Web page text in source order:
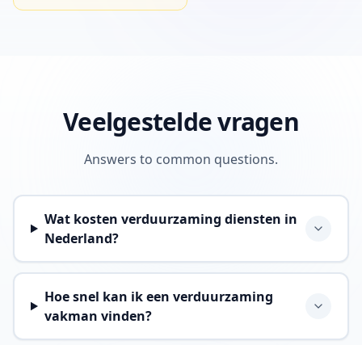
Veelgestelde vragen
Answers to common questions.
Wat kosten verduurzaming diensten in
Nederland?
Hoe snel kan ik een verduurzaming
vakman vinden?